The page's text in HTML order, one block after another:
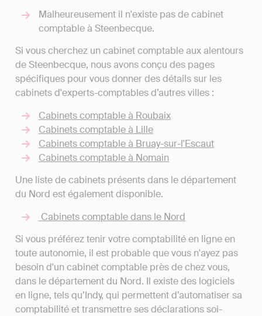
Malheureusement il n'existe pas de cabinet
comptable à Steenbecque.
Si vous cherchez un cabinet comptable aux alentours
de Steenbecque, nous avons conçu des pages
spécifiques pour vous donner des détails sur les
cabinets d'experts-comptables d’autres villes :
Cabinets comptable à Roubaix
Cabinets comptable à Lille
Cabinets comptable à Bruay-sur-l'Escaut
Cabinets comptable à Nomain
Une liste de cabinets présents dans le département
du Nord est également disponible.
Cabinets comptable dans le Nord
Si vous préférez tenir votre comptabilité en ligne en
toute autonomie, il est probable que vous n'ayez pas
besoin d'un cabinet comptable près de chez vous,
dans le département du Nord. Il existe des logiciels
en ligne, tels qu’Indy, qui permettent d’automatiser sa
comptabilité et transmettre ses déclarations soi-